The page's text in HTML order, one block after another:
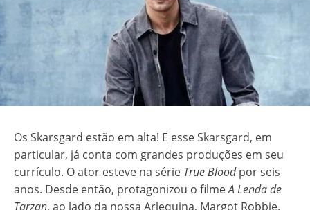
Os Skarsgard estão em alta! E esse Skarsgard, em
particular, já conta com grandes produções em seu
currículo. O ator esteve na série True Bloodpor seis
anos. Desde então, protagonizou o filmeA Lenda de
Tarzan, ao lado da nossa Arlequina, Margot Robbie.